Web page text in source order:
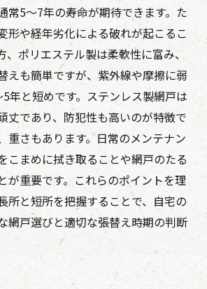
常5〜7年の寿命が期待できます。た
形や経年劣化による破れが起こるこ
、ポリエステル製は柔軟性に富み、
えも簡単ですが、紫外線や摩擦に弱
年と短めです。ステンレス製網戸は
丈であり、防犯性も高いのが特徴で
重さもあります。日常のメンテナン
こまめに拭き取ることや網戸のたる
が重要です。これらのポイントを理
所と短所を把握することで、自宅の
網戸選びと適切な張替え時期の判断